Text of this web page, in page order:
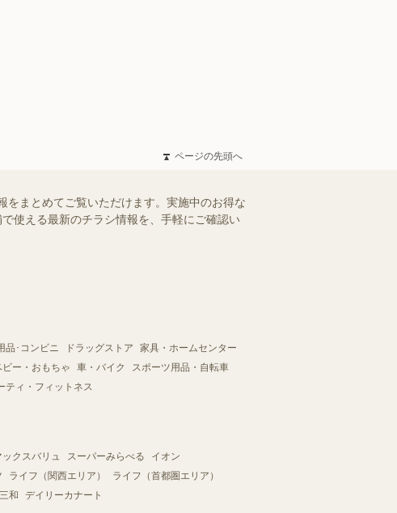
ページの先頭へ
をまとめてご覧いただけます。実施中のお得な
使える最新のチラシ情報を、手軽にご確認い
品･コンビニ ドラッグストア
家具・ホームセンター
ー・おもちゃ 車・バイク
スポーツ用品・自転車
ティ・フィットネス
ックスバリュ スーパーみらべる
イオン
ライフ（関西エリア）
ライフ（首都圏エリア）
三和 デイリーカナート